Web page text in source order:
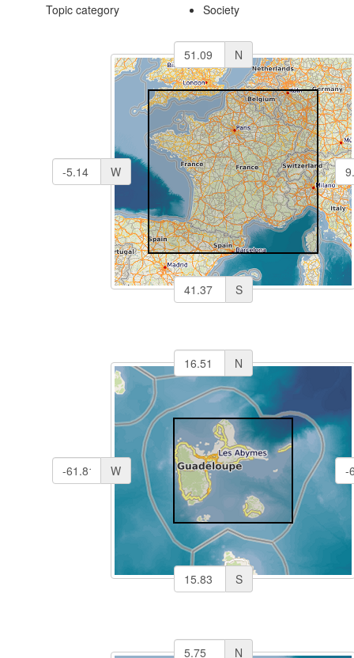
Topic category Society
N
S
W
N
S
W
N